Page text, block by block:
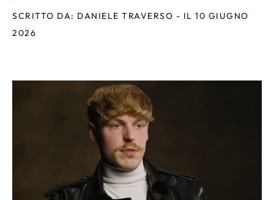
SCRITTO DA: DANIELE TRAVERSO - IL 10 GIUGNO
2026